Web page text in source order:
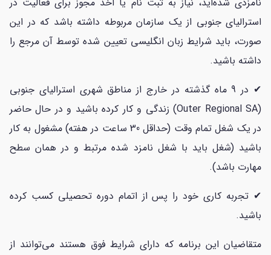
استرالیای جنوبی از یک سازمان مربوطه داشته باشد که در این
صورت، باید شرایط زبان انگلیسی تعیین شده توسط آن مرجع را
داشته باشید.
✔ در 9 ماه گذشته در خارج از مناطق شهری استرالیای جنوبی
(Outer Regional SA) زندگی و کار کرده باشید و در حال حاضر
در یک شغل تمام وقت (حداقل 30 ساعت در هفته) مشغول به کار
باشید (شغل باید با شغل نامزد شده مرتبط و در همان سطح
مهارت باشد).
✔ تجربه کاری خود را پس از اتمام دوره تحصیلی کسب کرده
باشید.
متقاضیان این برنامه که دارای شرایط فوق هستند می‌توانند از